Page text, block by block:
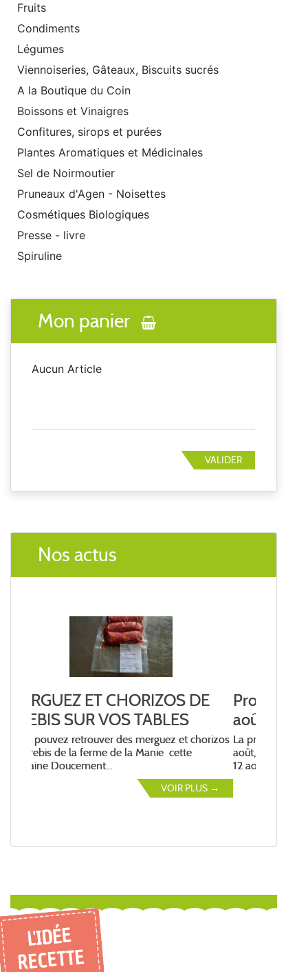
Fruits
Condiments
Légumes
Viennoiseries, Gâteaux, Biscuits sucrés
A la Boutique du Coin
Boissons et Vinaigres
Confitures, sirops et purées
Plantes Aromatiques et Médicinales
Sel de Noirmoutier
Pruneaux d'Agen - Noisettes
Cosmétiques Biologiques
Presse - livre
Spiruline
Mon panier
Aucun Article
VALIDER
Nos actus
Prochaine livraison vendredi 14
août
La prochaine livraison aura lieu le vendredi 14
août, passez votre commande avant mercredi
12 août...
VOIR PLUS →
L'IDÉE
RECETTE